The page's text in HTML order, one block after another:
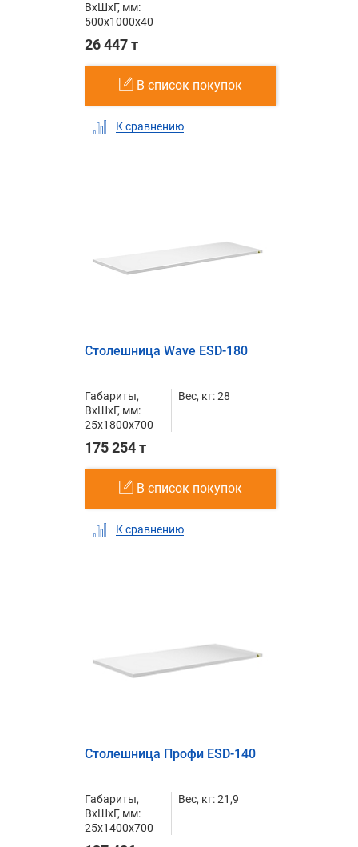
ВxШxГ, мм:
500x1000x40
26 447 т
В список покупок
К сравнению
Столешница Wave ESD-180
Габариты,
ВxШxГ, мм:
25x1800x700
Вес, кг: 28
175 254 т
В список покупок
К сравнению
Столешница Профи ESD-140
Габариты,
ВxШxГ, мм:
25x1400x700
Вес, кг: 21,9